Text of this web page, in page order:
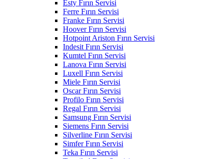
Esty Fırın Servisi
Ferre Fırın Servisi
Franke Fırın Servisi
Hoover Fırın Servisi
Hotpoint Ariston Fırın Servisi
Indesit Fırın Servisi
Kumtel Fırın Servisi
Lanova Fırın Servisi
Luxell Fırın Servisi
Miele Fırın Servisi
Oscar Fırın Servisi
Profilo Fırın Servisi
Regal Fırın Servisi
Samsung Fırın Servisi
Siemens Fırın Servisi
Silverline Fırın Servisi
Simfer Fırın Servisi
Teka Fırın Servisi